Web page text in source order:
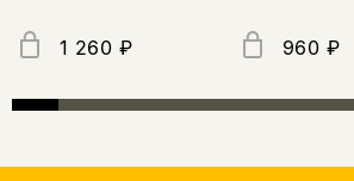
1 260 ₽ 960 ₽